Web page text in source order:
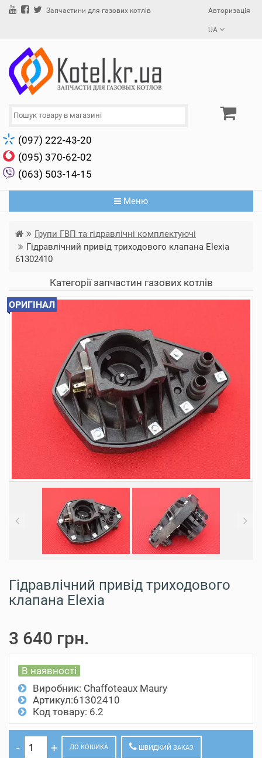
Запчастини для газових котлів Авторизація
UA
(097) 222-43-20
(095) 370-62-02
(063) 503-14-15
Меню
Групи ГВП та гідравлічні комплектуючі
Гідравлічний привід триходового клапана Elexia
61302410
Категорії запчастин газових котлів
ОРИГІНАЛ
Previous
Гідравлічний привід триходового
клапана Elexia
3 640 грн.
В наявності
Виробник: Chaffoteaux Maury
Артикул:61302410
Код товару: 6.2
ДО КОШИКА ШВИДКИЙ ЗАКАЗ